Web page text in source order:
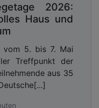
2026:
Haus und
vom 5. bis 7. Mai
Treffpunkt der
aus 35